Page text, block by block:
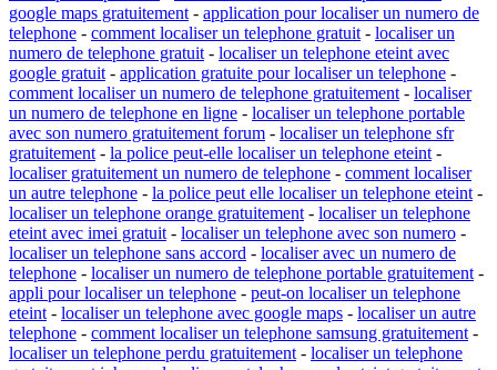
google maps gratuitement - application pour localiser un numero de
telephone - comment localiser un telephone gratuit - localiser un
numero de telephone gratuit - localiser un telephone eteint avec
google gratuit - application gratuite pour localiser un telephone -
comment localiser un numero de telephone gratuitement - localiser
un numero de telephone en ligne - localiser un telephone portable
avec son numero gratuitement forum - localiser un telephone sfr
gratuitement - la police peut-elle localiser un telephone eteint -
localiser gratuitement un numero de telephone - comment localiser
un autre telephone - la police peut elle localiser un telephone eteint -
localiser un telephone orange gratuitement - localiser un telephone
eteint avec imei gratuit - localiser un telephone avec son numero -
localiser un telephone sans accord - localiser avec un numero de
telephone - localiser un numero de telephone portable gratuitement -
appli pour localiser un telephone - peut-on localiser un telephone
eteint - localiser un telephone avec google maps - localiser un autre
telephone - comment localiser un telephone samsung gratuitement -
localiser un telephone perdu gratuitement - localiser un telephone